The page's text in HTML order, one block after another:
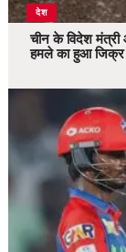
देश
चीन के विदेश
हमले का हुआ जिक्र